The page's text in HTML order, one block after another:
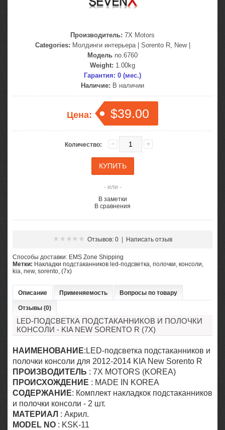
Производитель: 7X Motors
Categories: Молдинги интерьера| Sorento R, New|
Модель no.6760
Weight: 1.00kg
Гарантия: 0 (мес.)
Наличие: В наличии
Цена: $39.00
Количество:
- или -
В заметки
В сравнения
Отзывов: 0| Написать отзыв
Cпособы доставки: EMS Zone Shipping
Метки: Накладки подстаканников led-подсветка, полочки, консоли,
kia, new, sorento, (7x)
Описание Применяемость Вопросы по товару
Отзывы (0)
LED-ПОДСВЕТКА ПОДСТАКАННИКОВ И ПОЛОЧКИ
КОНСОЛИ - KIA NEW SORENTO R (7X)
НАИМЕНОВАНИЕ:LED-подсветка подстаканников и
полочки консоли для 2012-2014 KIA New Sorento R
ПРОИЗВОДИТЕЛЬ : 7X MOTORS (KOREA)
ПРОИСХОЖДЕНИЕ : MADE IN KOREA
СОДЕРЖАНИЕ: Комплект накладкок подстаканников
и полочки консоли - 2 шт.
МАТЕРИАЛ : Акрил.
MODEL NO : KSK-11